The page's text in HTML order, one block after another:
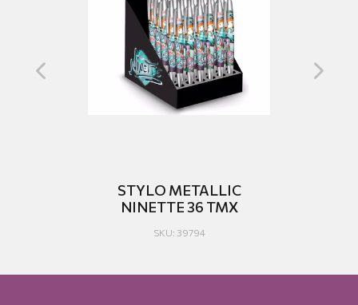
STYLO METALLIC
NINETTE 36 TMX
SKU: 39794